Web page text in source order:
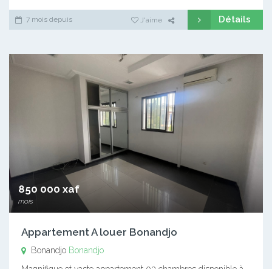
7 mois depuis J'aime Détails
850 000 xaf
mois
Appartement A louer Bonandjo
Bonandjo Bonandjo